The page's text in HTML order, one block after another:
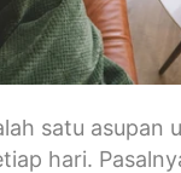
satu asupan
hari.